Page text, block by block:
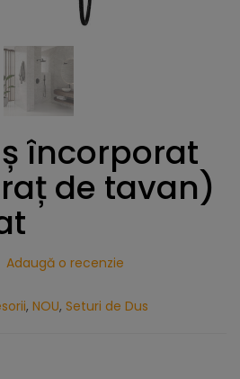
încorporat
de tavan)
Adaugă o recenzie
, NOU, Seturi de Dus